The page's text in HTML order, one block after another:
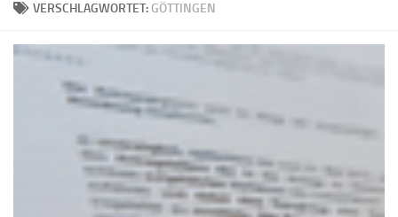
VERSCHLAGWORTET: GÖTTINGEN